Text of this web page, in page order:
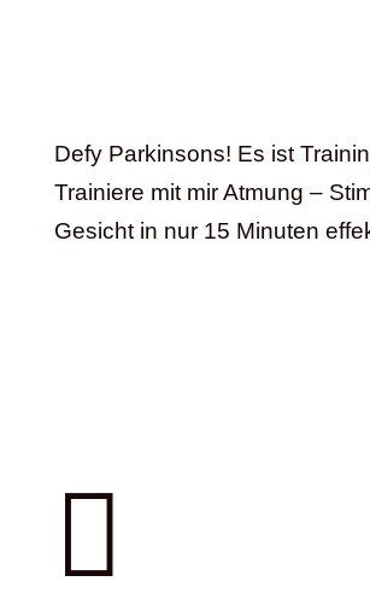
Defy Parkinsons! Es ist
Trainiere mit mir Atmung –
Gesicht in nur 15 Minuten
